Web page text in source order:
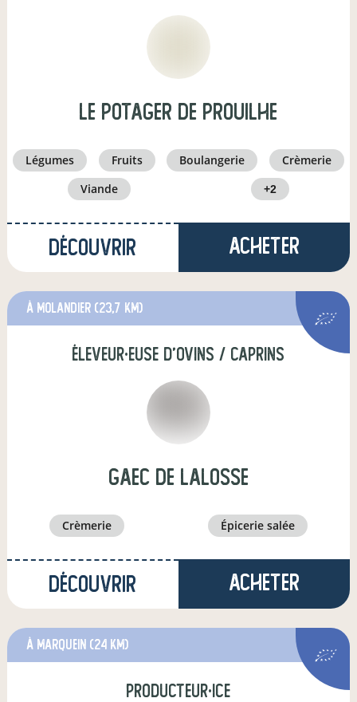
Le Potager de Prouilhe
légumes fruits boulangerie
crèmerie
viande
+2
Découvrir Acheter
à Molandier (23,7 km)
éleveur·euse d'ovins / caprins
GAEC DE LALOSSE
crèmerie épicerie salée
Découvrir Acheter
à Marquein (24 km)
producteur·ice